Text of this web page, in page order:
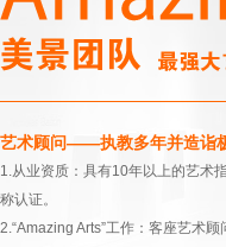
艺术顾问——执教多年并造诣
1.从业资质：具有10年以上的艺术
称认证。
2.“Amazing Arts”工作：客座艺术